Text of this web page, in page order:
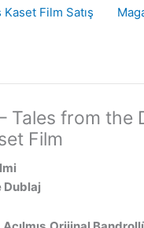
Kaset Film Satış
Tales from the
Film
Dublaj